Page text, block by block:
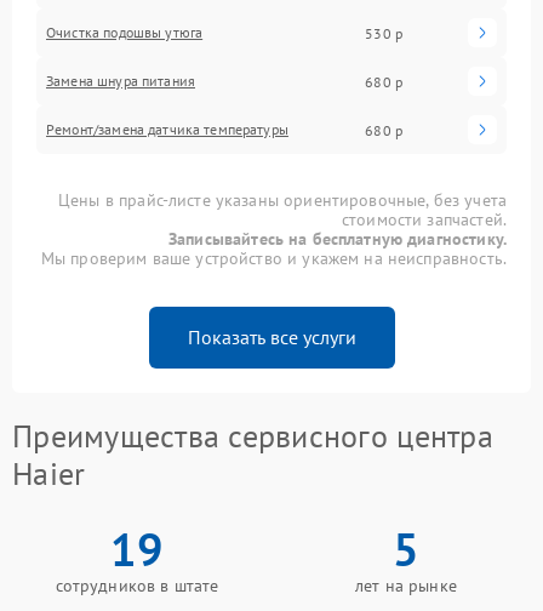
Очистка подошвы утюга 530 р
Замена шнура питания 680 р
Ремонт/замена датчика температуры 680 р
Цены в прайс-листе указаны ориентировочные, без учета
стоимости запчастей.
Записывайтесь на бесплатную диагностику.
Мы проверим ваше устройство и укажем на неисправность.
Показать все услуги
Преимущества сервисного центра
Haier
19
сотрудников в штате
5
лет на рынке